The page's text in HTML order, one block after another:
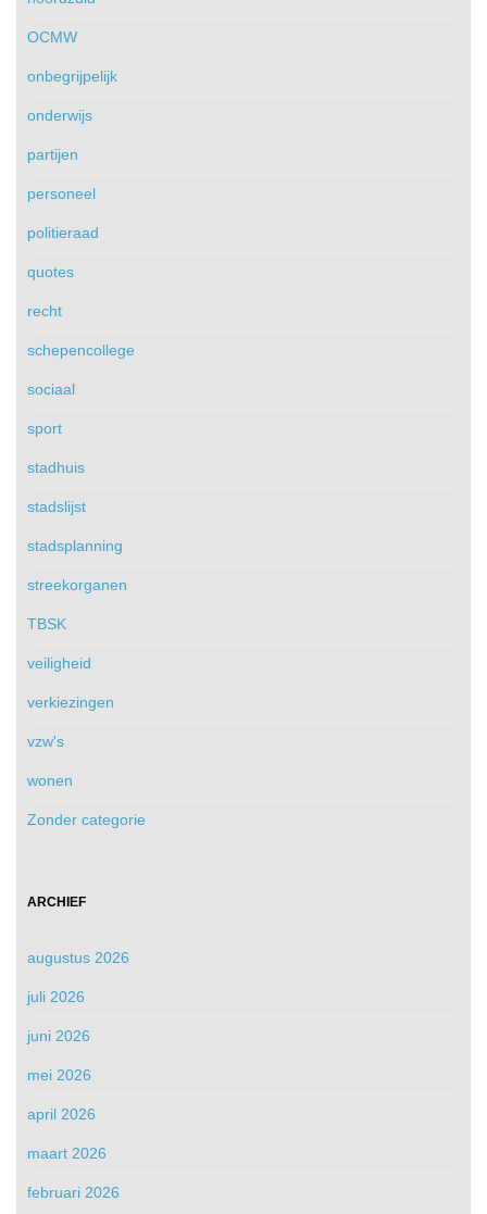
OCMW
onbegrijpelijk
onderwijs
partijen
personeel
politieraad
quotes
recht
schepencollege
sociaal
sport
stadhuis
stadslijst
stadsplanning
streekorganen
TBSK
veiligheid
verkiezingen
vzw's
wonen
Zonder categorie
ARCHIEF
augustus 2026
juli 2026
juni 2026
mei 2026
april 2026
maart 2026
februari 2026